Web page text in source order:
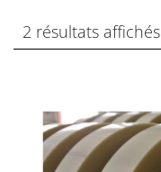
2 résultats affichés